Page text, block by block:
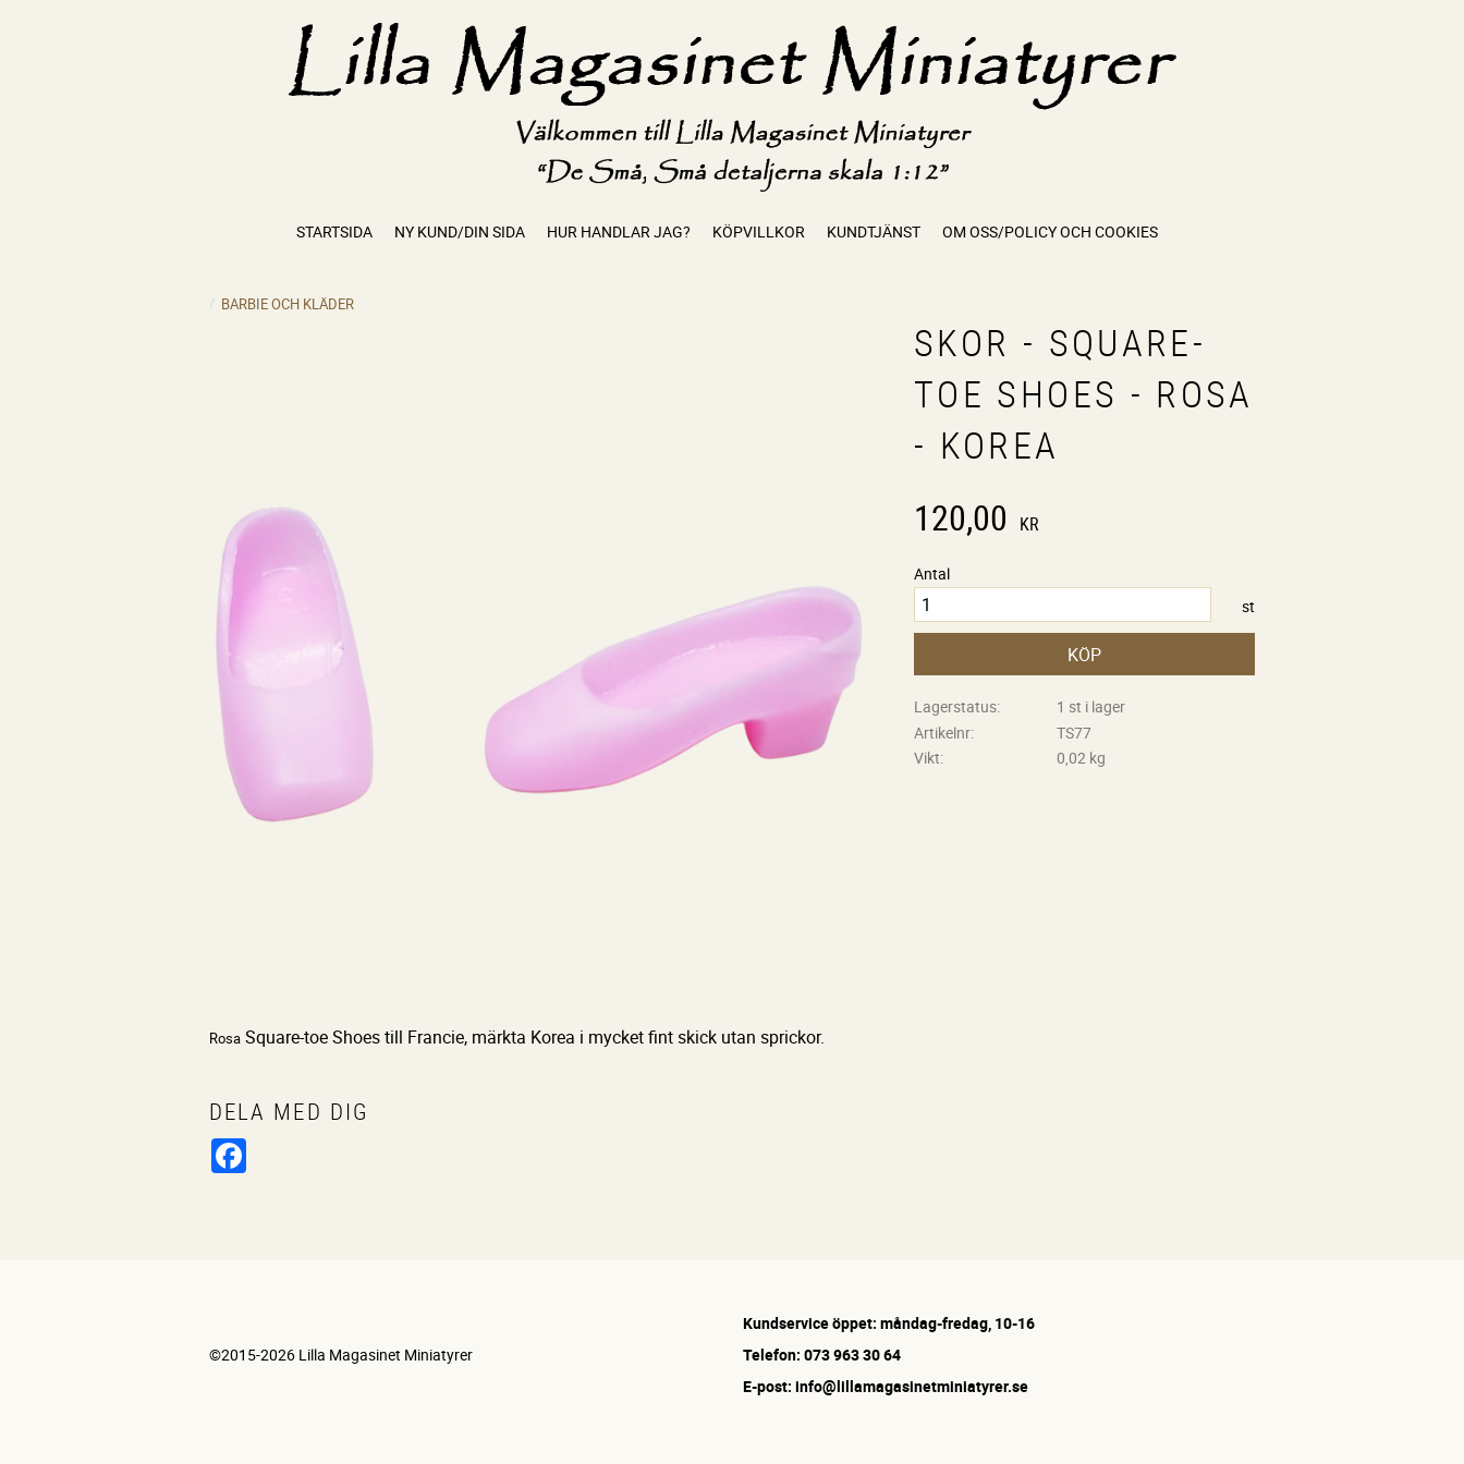
STARTSIDA NY KUND/DIN SIDA HUR HANDLAR JAG? KÖPVILLKOR KUNDTJÄNST OM OSS/POLICY OCH COOKIES
BARBIE OCH KLÄDER
SKOR - SQUARE-
TOE SHOES - ROSA
- KOREA
120,00 KR
Antal
st
KÖP
Lagerstatus
1 st i lager
Artikelnr
TS77
Vikt
0,02 kg
Rosa Square-toe Shoes till Francie, märkta Korea i mycket fint skick utan sprickor.
DELA MED DIG
©2015-2026 Lilla Magasinet Miniatyrer
Kundservice öppet: måndag-fredag, 10-16
Telefon: 073 963 30 64
E-post: info@lillamagasinetminiatyrer.se